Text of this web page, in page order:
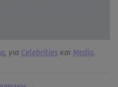
, για Celebrities και Media.